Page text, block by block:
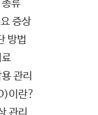
류
증상
방법
관리
이란?
관리